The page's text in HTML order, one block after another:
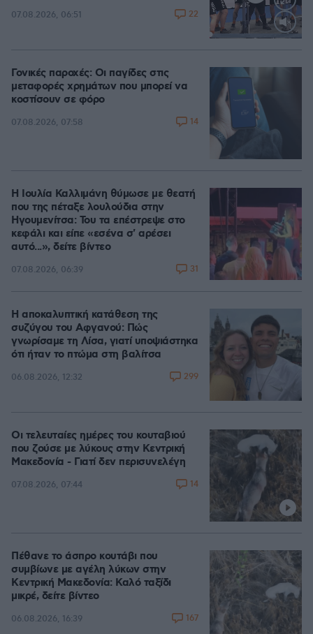
Loaded
07.08.2026, 06:51 22
Γονικές παροχές: Οι παγίδες στις
μεταφορές χρημάτων που μπορεί να
κοστίσουν σε φόρο
07.08.2026, 07:58 14
Η Ιουλία Καλλιμάνη θύμωσε με θεατή
που της πέταξε λουλούδια στην
Ηγουμενίτσα: Του τα επέστρεψε στο
κεφάλι και είπε «εσένα σ' αρέσει
αυτό...», δείτε βίντεο
07.08.2026, 06:39 31
Η αποκαλυπτική κατάθεση της
συζύγου του Αφγανού: Πώς
γνωρίσαμε τη Λίσα, γιατί υποψιάστηκα
ότι ήταν το πτώμα στη βαλίτσα
06.08.2026, 12:32 299
Οι τελευταίες ημέρες του κουταβιού
που ζούσε με λύκους στην Κεντρική
Μακεδονία - Γιατί δεν περισυνελέγη
07.08.2026, 07:44 14
Πέθανε το άσπρο κουτάβι που
συμβίωνε με αγέλη λύκων στην
Κεντρική Μακεδονία: Καλό ταξίδι
μικρέ, δείτε βίντεο
06.08.2026, 16:39 167